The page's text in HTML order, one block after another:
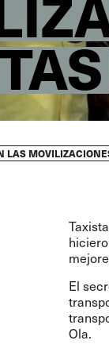
LAS
El
Ola.